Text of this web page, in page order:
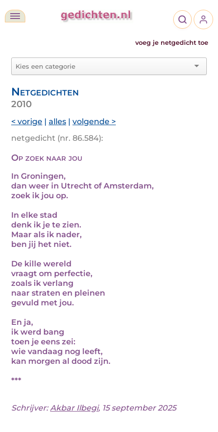
voeg je netgedicht toe
Netgedichten
2010
< vorige | alles | volgende >
netgedicht (nr. 86.584):
Op zoek naar jou
In Groningen,
dan weer in Utrecht of Amsterdam,
zoek ik jou op.
In elke stad
denk ik je te zien.
Maar als ik nader,
ben jij het niet.
De kille wereld
vraagt om perfectie,
zoals ik verlang
naar straten en pleinen
gevuld met jou.
En ja,
ik werd bang
toen je eens zei:
wie vandaag nog leeft,
kan morgen al dood zijn.
***
Schrijver:Akbar Ilbegi, 15 september 2025